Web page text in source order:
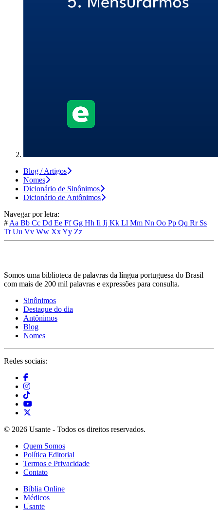
Blog / Artigos
Nomes
Dicionário de Sinônimos
Dicionário de Antônimos
Navegar por letra:
# Aa Bb Cc Dd Ee FfGg Hh Ii Jj Kk Ll Mm Nn Oo Pp Qq Rr Ss
Tt Uu Vv Ww XxYy Zz
Somos uma biblioteca de palavras da língua portuguesa do Brasil
com mais de 200 mil palavras e expressões para consulta.
Sinônimos
Destaque do dia
Antônimos
Blog
Nomes
Redes sociais:
© 2026 Usante - Todos os direitos reservados.
Quem Somos
Política Editorial
Termos e Privacidade
Contato
Bíblia Online
Médicos
Usante